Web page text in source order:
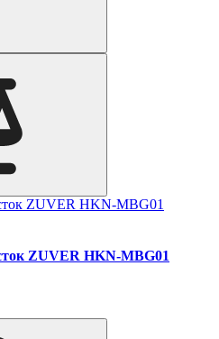
ZUVER HKN-MBG01